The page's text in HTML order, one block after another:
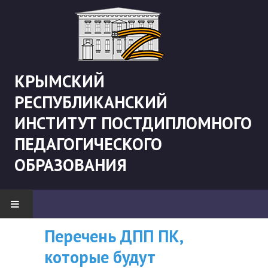
КРЫМСКИЙ
РЕСПУБЛИКАНСКИЙ
ИНСТИТУТ ПОСТДИПЛОМНОГО
ПЕДАГОГИЧЕСКОГО
ОБРАЗОВАНИЯ
НОВОСТИ
"Боевая" русистика
ВНИМАНИЮ
СЛУШАТЕЛЕЙ, У
Перечень ДПП
которые будут
Рекомендации «Об
организации